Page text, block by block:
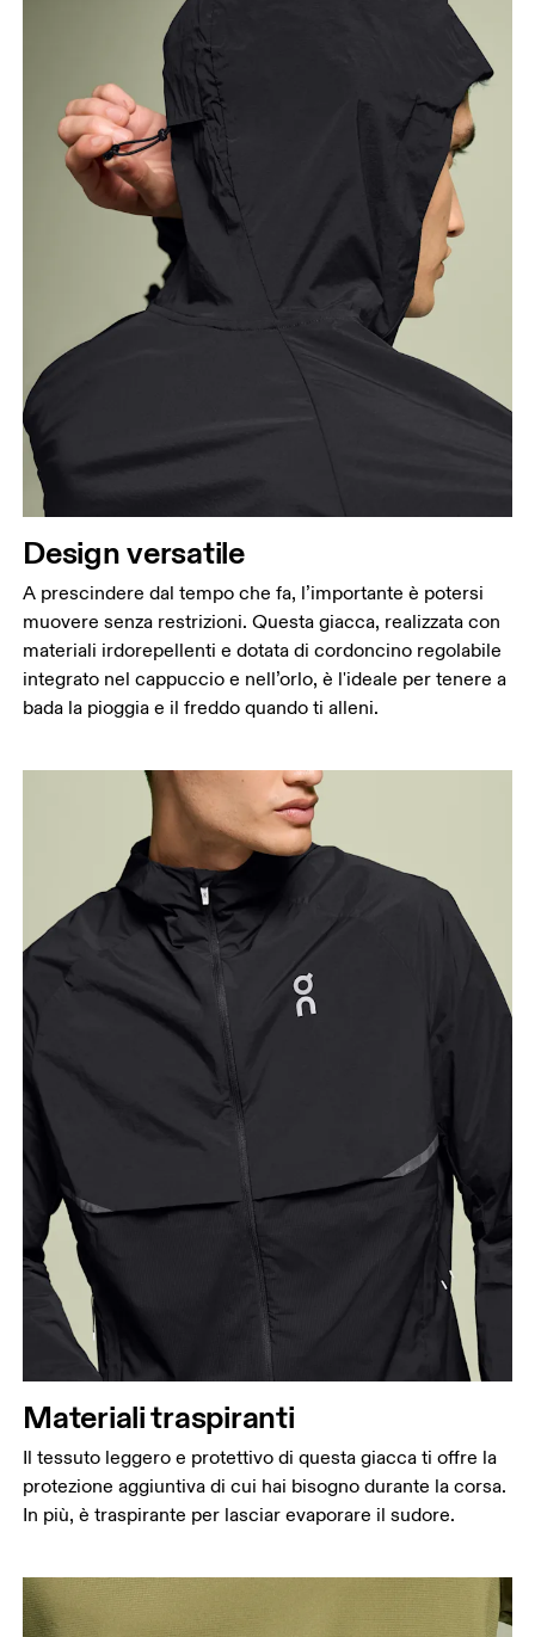
Design versatile
A prescindere dal tempo che fa, l’importante è potersi
muovere senza restrizioni. Questa giacca, realizzata con
materiali irdorepellenti e dotata di cordoncino regolabile
integrato nel cappuccio e nell’orlo, è l'ideale per tenere a
bada la pioggia e il freddo quando ti alleni.
Materiali traspiranti
Il tessuto leggero e protettivo di questa giacca ti offre la
protezione aggiuntiva di cui hai bisogno durante la corsa.
In più, è traspirante per lasciar evaporare il sudore.